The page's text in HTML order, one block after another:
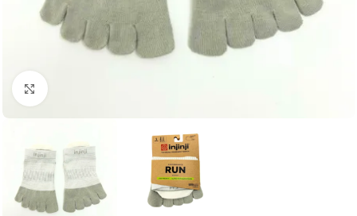
Vaata suuremat pilti